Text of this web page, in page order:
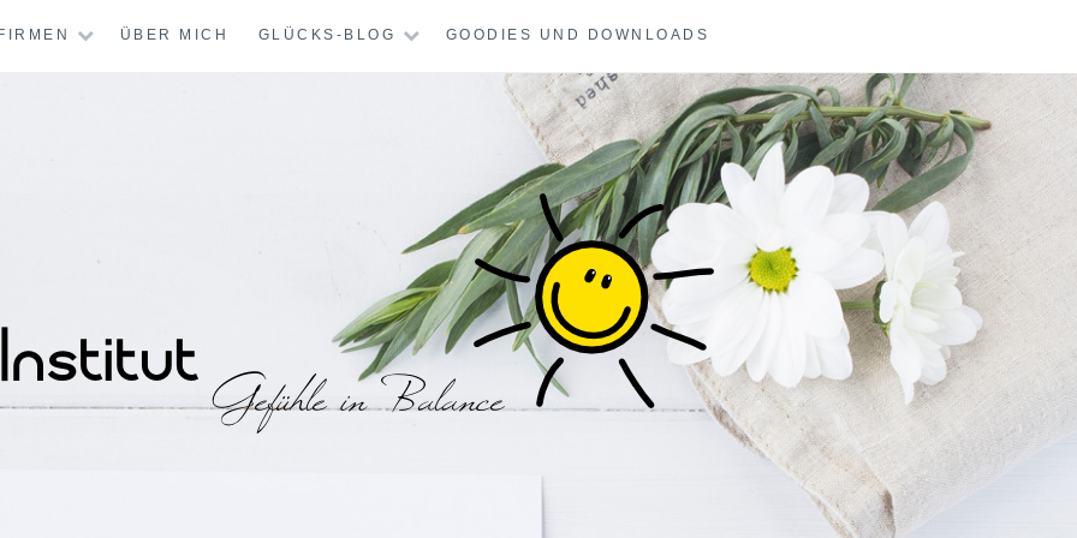
ÜBER MICH GLÜCKS-BLOG GOODIES UND DOWNLOADS
– MENTAL-COACHING UND
GLÜCKLICH?